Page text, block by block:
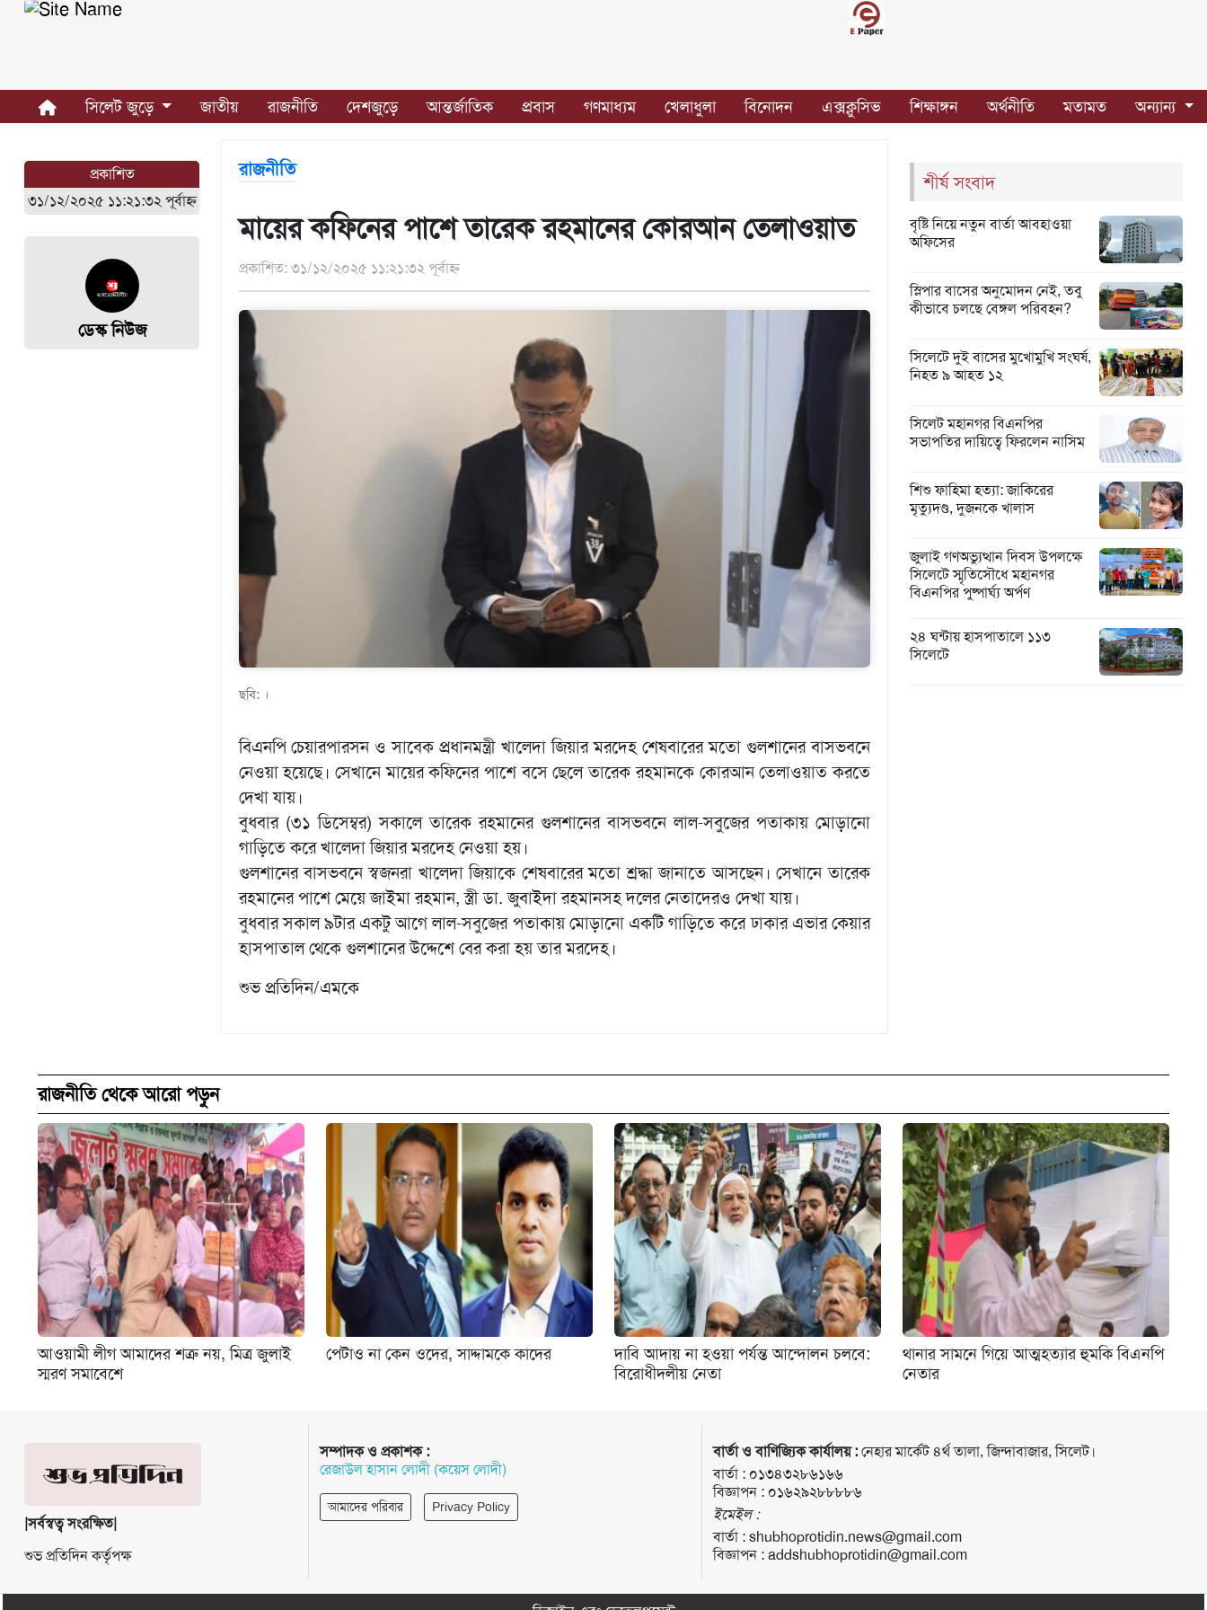
জুড়ে
সিলেট
মৌলভীবাজার
হবিগঞ্জ
জাতীয়
আন্তর্জাতিক
সিলেট জুড়ে জাতীয় রাজনীতি দেশজুড়ে আন্তর্জাতিক প্রবাস গণমাধ্যম খেলাধুলা বিনোদন এক্সক্লুসিভ শিক্ষাঙ্গন অর্থনীতি মতামত অন্যান্য
প্রকাশিত
৩১/১২/২০২৫ ১১:২১:৩২ পূর্বাহ্ন
ডেস্ক নিউজ
রাজনীতি
মায়ের কফিনের পাশে তারেক রহমানের কোরআন তেলাওয়াত
প্রকাশিত: ৩১/১২/২০২৫ ১১:২১:৩২ পূর্বাহ্ন
ছবি: ।
বিএনপি চেয়ারপারসন ও সাবেক প্রধানমন্ত্রী খালেদা জিয়ার মরদেহ শেষবারের মতো গুলশানের বাসভবনে
নেওয়া হয়েছে। সেখানে মায়ের কফিনের পাশে বসে ছেলে তারেক রহমানকে কোরআন তেলাওয়াত করতে
দেখা যায়।
বুধবার (৩১ ডিসেম্বর) সকালে তারেক রহমানের গুলশানের বাসভবনে লাল-সবুজের পতাকায় মোড়ানো
গাড়িতে করে খালেদা জিয়ার মরদেহ নেওয়া হয়।
গুলশানের বাসভবনে স্বজনরা খালেদা জিয়াকে শেষবারের মতো শ্রদ্ধা জানাতে আসছেন। সেখানে তারেক
রহমানের পাশে মেয়ে জাইমা রহমান, স্ত্রী ডা. জুবাইদা রহমানসহ দলের নেতাদেরও দেখা যায়।
বুধবার সকাল ৯টার একটু আগে লাল-সবুজের পতাকায় মোড়ানো একটি গাড়িতে করে ঢাকার এভার কেয়ার
হাসপাতাল থেকে গুলশানের উদ্দেশে বের করা হয় তার মরদেহ।
শুভ প্রতিদিন/এমকে
শীর্ষ সংবাদ
বৃষ্টি নিয়ে নতুন বার্তা আবহাওয়া
অফিসের
স্লিপার বাসের অনুমোদন নেই, তবু
কীভাবে চলছে বেঙ্গল পরিবহন?
সিলেটে দুই বাসের মুখোমুখি সংঘর্ষ,
নিহত ৯ আহত ১২
সিলেট মহানগর বিএনপির
সভাপতির দায়িত্বে ফিরলেন নাসিম
শিশু ফাহিমা হত্যা: জাকিরের
মৃত্যুদণ্ড, দুজনকে খালাস
জুলাই গণঅভ্যুত্থান দিবস উপলক্ষে
সিলেটে স্মৃতিসৌধে মহানগর
বিএনপির পুষ্পার্ঘ্য অর্পণ
২৪ ঘন্টায় হাসপাতালে ১১৩
সিলেটে
রাজনীতি থেকে আরো পড়ুন
আওয়ামী লীগ আমাদের শত্রু নয়, মিত্র জুলাই
স্মরণ সমাবেশে
পেটাও না কেন ওদের, সাদ্দামকে কাদের
দাবি আদায় না হওয়া পর্যন্ত আন্দোলন চলবে:
বিরোধীদলীয় নেতা
থানার সামনে গিয়ে আত্মহত্যার হুমকি বিএনপি
নেতার
|সর্বস্বত্ব সংরক্ষিত|
শুভ প্রতিদিন কর্তৃপক্ষ
সম্পাদক ও প্রকাশক :
রেজাউল হাসান লোদী (কয়েস লোদী)
আমাদের পরিবার Privacy Policy
বার্তা ও বাণিজ্যিক কার্যালয় :নেহার মার্কেট ৪র্থ তালা, জিন্দাবাজার, সিলেট।
বার্তা : ০১৩৪৩২৮৬১৬৬
বিজ্ঞাপন : ০১৬২৯২৮৮৮৮৬
ইমেইল :
বার্তা :shubhoprotidin.news@gmail.com
বিজ্ঞাপন :addshubhoprotidin@gmail.com